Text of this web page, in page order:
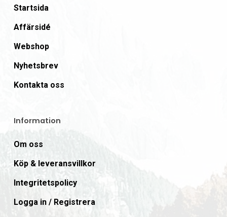
Startsida
Affärsidé
Webshop
Nyhetsbrev
Kontakta oss
Information
Om oss
Köp & leveransvillkor
Integritetspolicy
Logga in / Registrera